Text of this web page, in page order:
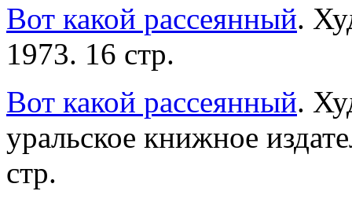
Вот какой рассеянный.
1973. 16 стр.
Вот какой рассеянный.
уральское книжное
стр.